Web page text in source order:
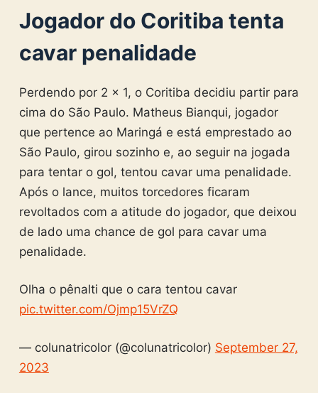
Jogador do Coritiba tenta
cavar penalidade
Perdendo por 2 x 1, o Coritiba decidiu partir para
cima do São Paulo. Matheus Bianqui, jogador
que pertence ao Maringá e está emprestado ao
São Paulo, girou sozinho e, ao seguir na jogada
para tentar o gol, tentou cavar uma penalidade.
Após o lance, muitos torcedores ficaram
revoltados com a atitude do jogador, que deixou
de lado uma chance de gol para cavar uma
penalidade.
Olha o pênalti que o cara tentou cavar
pic.twitter.com/Ojmp15VrZQ
— colunatricolor (@colunatricolor) September 27,
2023